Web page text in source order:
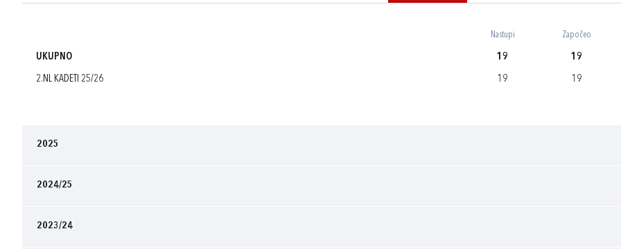
Nastupi Započeo
UKUPNO 19 19
2.NL KADETI 25/26 19 19
2025
2024/25
2023/24